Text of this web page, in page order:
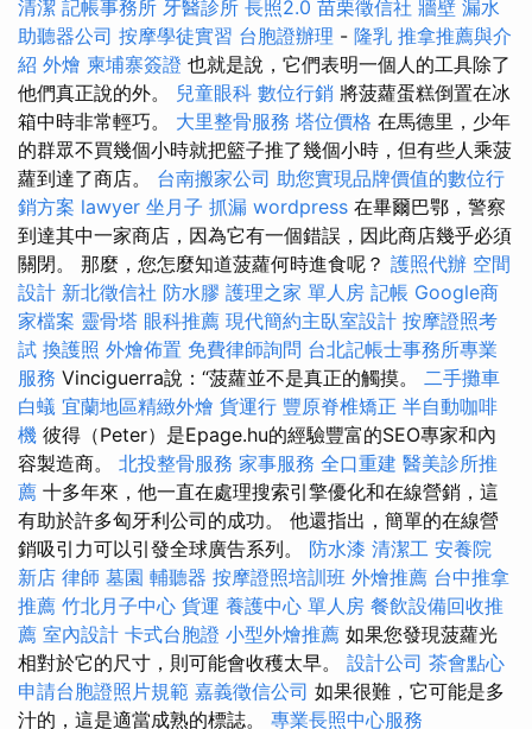
清潔 記帳事務所 牙醫診所 長照2.0 苗栗徵信社 牆壁 漏水
助聽器公司 按摩學徒實習 台胞證辦理 - 隆乳 推拿推薦與介
紹 外燴 柬埔寨簽證 也就是說，它們表明一個人的工具除了
他們真正說的外。 兒童眼科 數位行銷 將菠蘿蛋糕倒置在冰
箱中時非常輕巧。 大里整骨服務 塔位價格 在馬德里，少年
的群眾不買幾個小時就把籃子推了幾個小時，但有些人乘菠
蘿到達了商店。 台南搬家公司 助您實現品牌價值的數位行
銷方案 lawyer 坐月子 抓漏 wordpress 在畢爾巴鄂，警察
到達其中一家商店，因為它有一個錯誤，因此商店幾乎必須
關閉。 那麼，您怎麼知道菠蘿何時進食呢？ 護照代辦 空間
設計 新北徵信社 防水膠 護理之家 單人房 記帳 Google商
家檔案 靈骨塔 眼科推薦 現代簡約主臥室設計 按摩證照考
試 換護照 外燴佈置 免費律師詢問 台北記帳士事務所專業
服務 Vinciguerra說：“菠蘿並不是真正的觸摸。 二手攤車
白蟻 宜蘭地區精緻外燴 貨運行 豐原脊椎矯正 半自動咖啡
機 彼得（Peter）是Epage.hu的經驗豐富的SEO專家和內
容製造商。 北投整骨服務 家事服務 全口重建 醫美診所推
薦 十多年來，他一直在處理搜索引擎優化和在線營銷，這
有助於許多匈牙利公司的成功。 他還指出，簡單的在線營
銷吸引力可以引發全球廣告系列。 防水漆 清潔工 安養院
新店 律師 墓園 輔聽器 按摩證照培訓班 外燴推薦 台中推拿
推薦 竹北月子中心 貨運 養護中心 單人房 餐飲設備回收推
薦 室內設計 卡式台胞證 小型外燴推薦 如果您發現菠蘿光
相對於它的尺寸，則可能會收穫太早。 設計公司 茶會點心
申請台胞證照片規範 嘉義徵信公司 如果很難，它可能是多
汁的，這是適當成熟的標誌。 專業長照中心服務